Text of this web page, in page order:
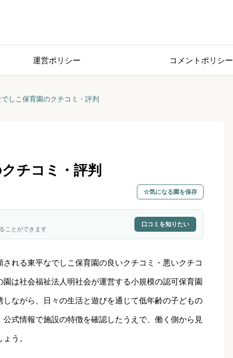
運営ポリシー コメントポリシー
しこ保育園のクチコミ・評判
チコミ・評判
気になる園を保存
ことができます
口コミを知りたい
れる東平なでしこ保育園の良いクチコミ・悪いクチコ
は社会福祉法人明社会が運営する小規模の認可保育園
ながら、日々の生活と遊びを通じて低年齢の子どもの
式情報で施設の特徴を確認したうえで、働く側から見
う。